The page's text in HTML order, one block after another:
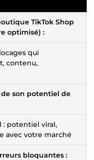
TikTok Shop
optimisé) :
qui
contenu,
son potentiel de
: potentiel viral,
avec votre marché
bloquantes :